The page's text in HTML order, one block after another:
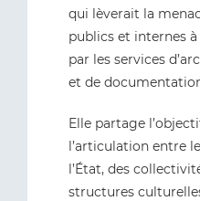
qui lèverait la
publics et internes
par les services
et de
Elle partage
l’articulation entre
l’État, des
structures